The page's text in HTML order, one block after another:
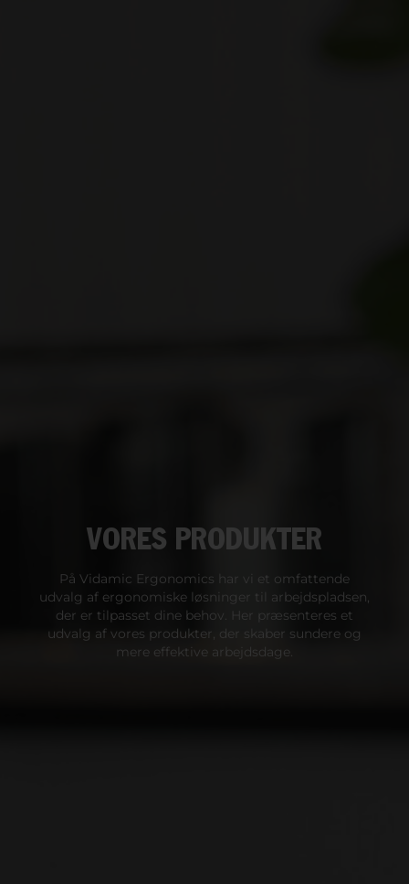
VORES PRODUKTER
På Vidamic Ergonomics har vi et omfattende
udvalg af ergonomiske løsninger til arbejdspladsen,
der er tilpasset dine behov. Her præsenteres et
udvalg af vores produkter, der skaber sundere og
mere effektive arbejdsdage.